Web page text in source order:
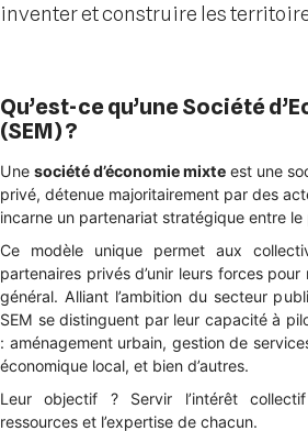
inventer et construire les
Qu’est-ce qu’une Société
(SEM) ?
Une société d’économie mixte est une
privé, détenue majoritairement par des
incarne un partenariat stratégique entre
Ce modèle unique permet aux
partenaires privés d’unir leurs forces
général. Alliant l’ambition du secteur
SEM se distinguent par leur capacité à
: aménagement urbain, gestion de
économique local, et bien d’autres.
Leur objectif ? Servir l’intérêt
ressources et l’expertise de chacun.